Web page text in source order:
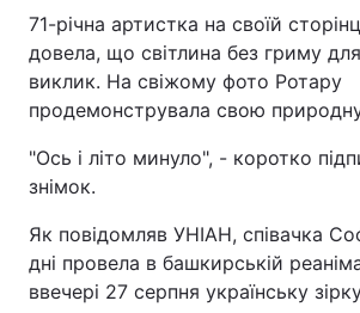
71-річна артистка на своїй
довела, що світлина без гриму
виклик. На свіжому фото Ротару
продемонструвала свою
"Ось і літо минуло", - коротко
знімок.
Як повідомляв УНІАН, співачка
дні провела в башкирській
ввечері 27 серпня українську